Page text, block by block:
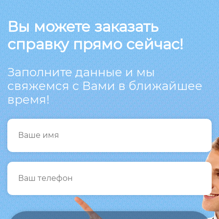
Вы можете заказать
справку прямо сейчас!
Заполните данные и мы
свяжемся с Вами в ближайшее
время!